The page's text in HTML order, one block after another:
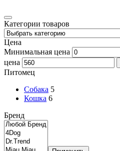
Категории товаров
Цена
Минимальная цена
цена
Питомец
Собака 5
Кошка 6
Бренд